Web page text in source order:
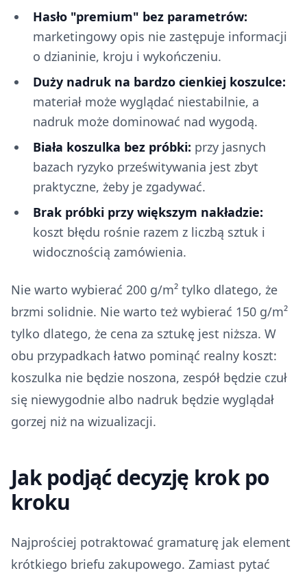
Hasło "premium" bez parametrów:
marketingowy opis nie zastępuje informacji
o dzianinie, kroju i wykończeniu.
Duży nadruk na bardzo cienkiej koszulce:
materiał może wyglądać niestabilnie, a
nadruk może dominować nad wygodą.
Biała koszulka bez próbki: przy jasnych
bazach ryzyko prześwitywania jest zbyt
praktyczne, żeby je zgadywać.
Brak próbki przy większym nakładzie:
koszt błędu rośnie razem z liczbą sztuk i
widocznością zamówienia.
Nie warto wybierać 200 g/m² tylko dlatego, że
brzmi solidnie. Nie warto też wybierać 150 g/m²
tylko dlatego, że cena za sztukę jest niższa. W
obu przypadkach łatwo pominąć realny koszt:
koszulka nie będzie noszona, zespół będzie czuł
się niewygodnie albo nadruk będzie wyglądał
gorzej niż na wizualizacji.
Jak podjąć decyzję krok po
kroku
Najprościej potraktować gramaturę jak element
krótkiego briefu zakupowego. Zamiast pytać